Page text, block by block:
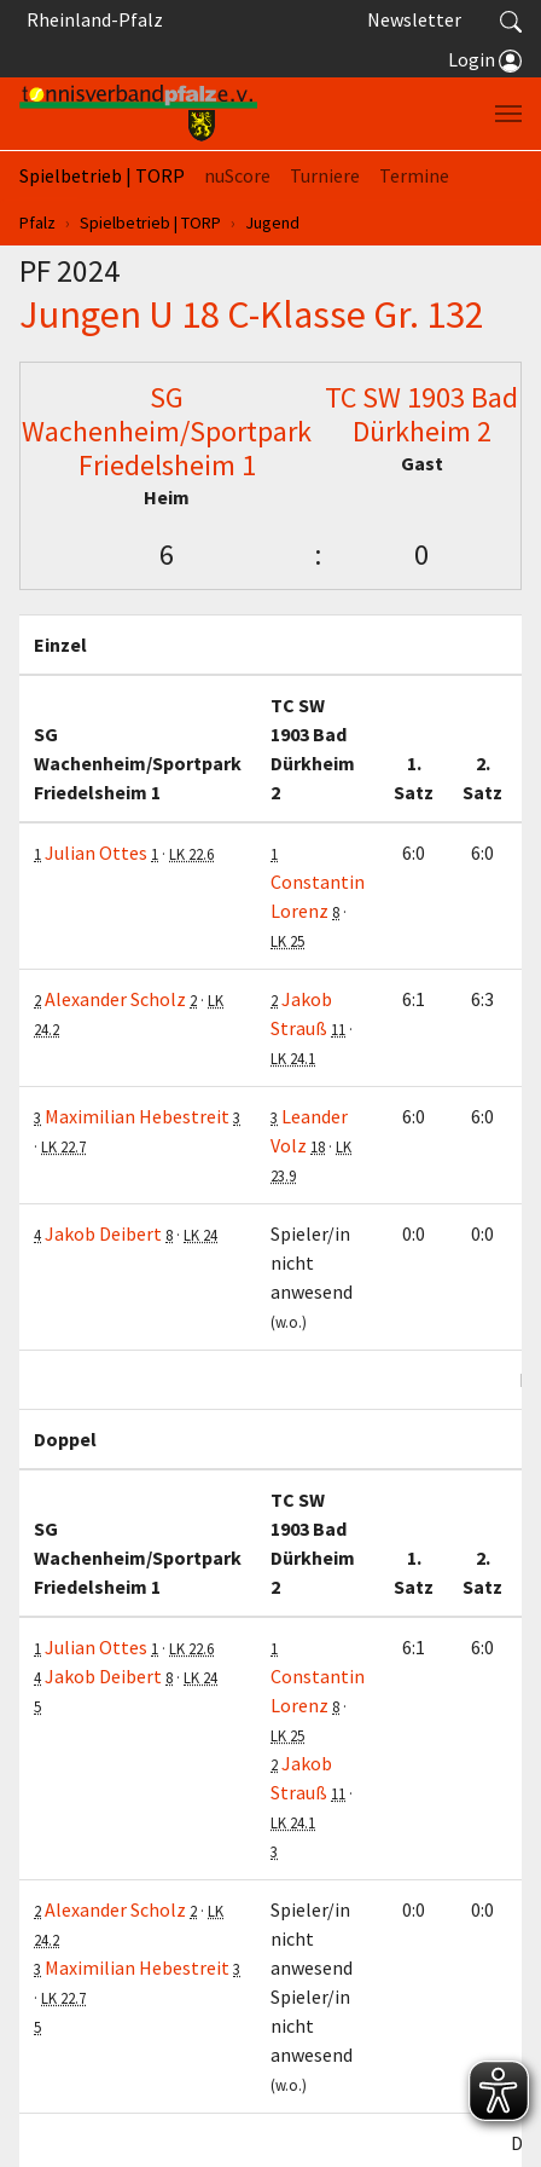
Springe zum Seiteninhalt
Rheinland-Pfalz
Newsletter
Login
Spielbetrieb | TORP nuScore Turniere
Termine
Sie sind hier:
Pfalz Spielbetrieb | TORP Jugend
PF 2024
Jungen U 18 C-Klasse Gr. 132
SG
Wachenheim/Sportpark
Friedelsheim 1
Heim
TC SW 1903 Bad
Dürkheim 2
Gast
6 : 0
Einzel
SG
Wachenheim/Sportpark
Friedelsheim 1
TC SW
1903 Bad
Dürkheim
2
1.
Satz
2.
Satz
1 Julian Ottes 1 · LK 22.6 1
Constantin
Lorenz 8 ·
LK 25
6:0 6:0
2Alexander Scholz 2 · LK
24.2
2Jakob
Strauß 11 ·
LK 24.1
6:1 6:3
3 Maximilian Hebestreit3
· LK 22.7
3 Leander
Volz 18 · LK
23.9
6:0 6:0
4Jakob Deibert 8 · LK 24
Spieler/in
nicht
anwesend
(w.o.)
0:0 0:0
Doppel
SG
Wachenheim/Sportpark
Friedelsheim 1
TC SW
1903 Bad
Dürkheim
2
1.
Satz
2.
Satz
1 Julian Ottes 1 · LK 22.6
4Jakob Deibert 8 · LK 24
5
1
Constantin
Lorenz 8 ·
LK 25
2Jakob
Strauß 11 ·
LK 24.1
3
6:1 6:0
2Alexander Scholz 2 · LK
24.2
3 Maximilian Hebestreit3
· LK 22.7
5
Spieler/in
nicht
anwesend
Spieler/in
nicht
anwesend
(w.o.)
0:0 0:0